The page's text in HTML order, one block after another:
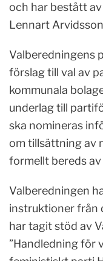
och har bestått
Lennart
Valberedningens
förslag till val av
kommunala
underlag till
ska nomineras
om tillsättning av
formellt bereds
Valberedningen
instruktioner från
har tagit stöd av
”Handledning för